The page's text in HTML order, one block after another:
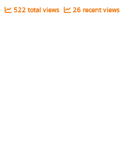
522 total views 26 recent views